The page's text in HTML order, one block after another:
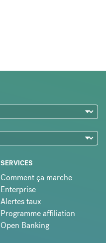
SERVICES
Comment ça marche
Enterprise
Alertes taux
Programme affiliation
Open Banking